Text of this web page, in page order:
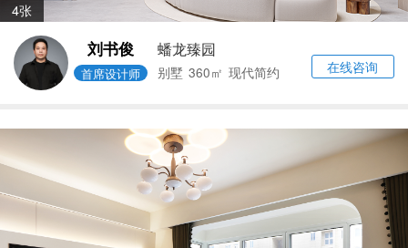
4张
刘书俊
首席设计师
蟠龙臻园
别墅 360㎡ 现代简约 在线咨询